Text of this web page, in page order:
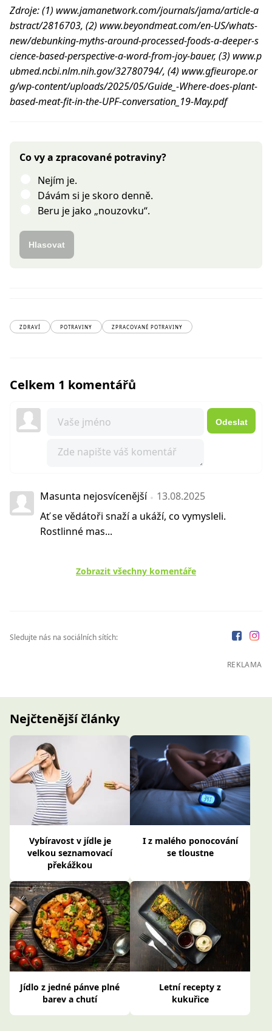
Zdroje: (1) www.jamanetwork.com/journals/jama/article-a
bstract/2816703, (2) www.beyondmeat.com/en-US/whats-
new/debunking-myths-around-processed-foods-a-deeper-s
cience-based-perspective-a-word-from-joy-bauer, (3) www.p
ubmed.ncbi.nlm.nih.gov/32780794/, (4) www.gfieurope.or
g/wp-content/uploads/2025/05/Guide_-Where-does-plant-
based-meat-fit-in-the-UPF-conversation_19-May.pdf
Co vy a zpracované potraviny?
Nejím je.
Dávám si je skoro denně.
Beru je jako „nouzovku“.
Hlasovat
ZDRAVÍ POTRAVINY ZPRACOVANÉ POTRAVINY
Celkem 1 komentářů
Odeslat
Masunta nejosvícenější
13.08.2025
Ať se vědátoři snaží a ukáží, co vymysleli.
Rostlinné mas...
Zobrazit všechny komentáře
Sledujte nás na sociálních sítích:
REKLAMA
Nejčtenější články
Vybíravost v jídle je
velkou seznamovací
překážkou
I z malého ponocování
se tloustne
Jídlo z jedné pánve plné
barev a chutí
Letní recepty z
kukuřice